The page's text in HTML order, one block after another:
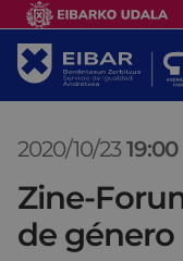
2020/10/23 19:00
Zine-
de género